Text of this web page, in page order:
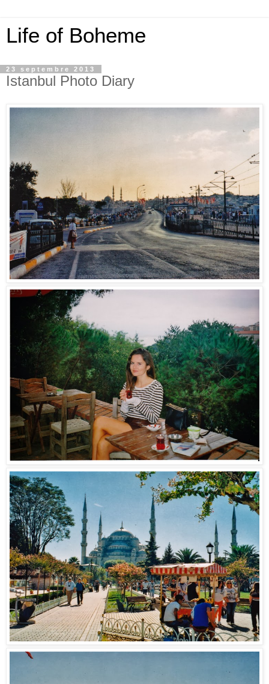
Life of Boheme
23 septembre 2013
Istanbul Photo Diary